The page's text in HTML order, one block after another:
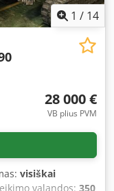
1 / 14
28 000 €
VB plius PVM
visiškai
valandos: 350